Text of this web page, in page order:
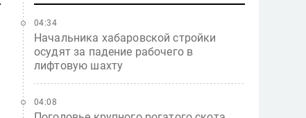
Начальника хабаровской стройки
осудят за падение рабочего в
лифтовую шахту
04:34
04:08